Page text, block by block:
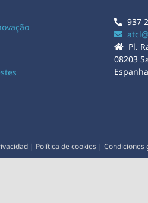
937
Pl.
08203
Espanha
| Política de cookies | Condiciones